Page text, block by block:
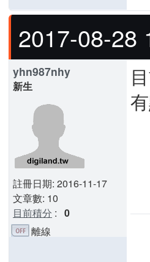
2017-08-28
yhn987nhy
新生
註冊日期: 2016-11-17
文章數: 10
目前積分 : 0
離線